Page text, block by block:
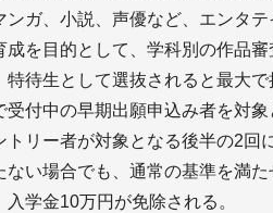
ンガ、小説、声優など、エンタ
成を目的として、学科別の作品
特待生として選抜されると最大
受付中の早期出願申込み者を対
トリー者が対象となる後半の2回
ない場合でも、通常の基準を満
入学金10万円が免除される。